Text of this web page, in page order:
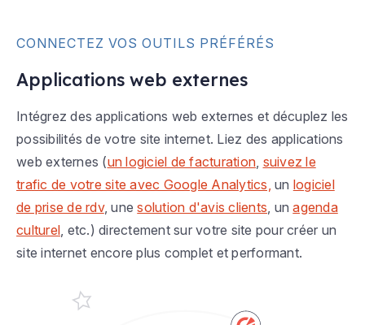
CONNECTEZ VOS OUTILS PRÉFÉRÉS
Applications web externes
Intégrez des applications web externes et décuplez les
possibilités de votre site internet. Liez des applications
web externes (un logiciel de facturation, suivez le
trafic de votre site avec Google Analytics, un logiciel
de prise de rdv, unesolution d'avis clients, unagenda
culturel, etc.) directement sur votre site pour créer un
site internet encore plus complet et performant.